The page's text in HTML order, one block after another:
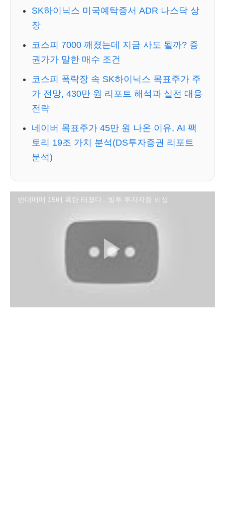
SK하이닉스 미국예탁증서 ADR 나스닥 상
장
코스피 7000 깨졌는데 지금 사도 될까? 증
권가가 말한 매수 조건
코스피 폭락장 속 SK하이닉스 목표주가 주
가 전망, 430만 원 리포트 해석과 실전 대응
전략
네이버 목표주가 45만 원 나온 이유, AI 팩
토리 19조 가치 분석(DS투자증권 리포트
분석)
반대매매 15배 폭탄 터졌다...빚투 투자자들 비상